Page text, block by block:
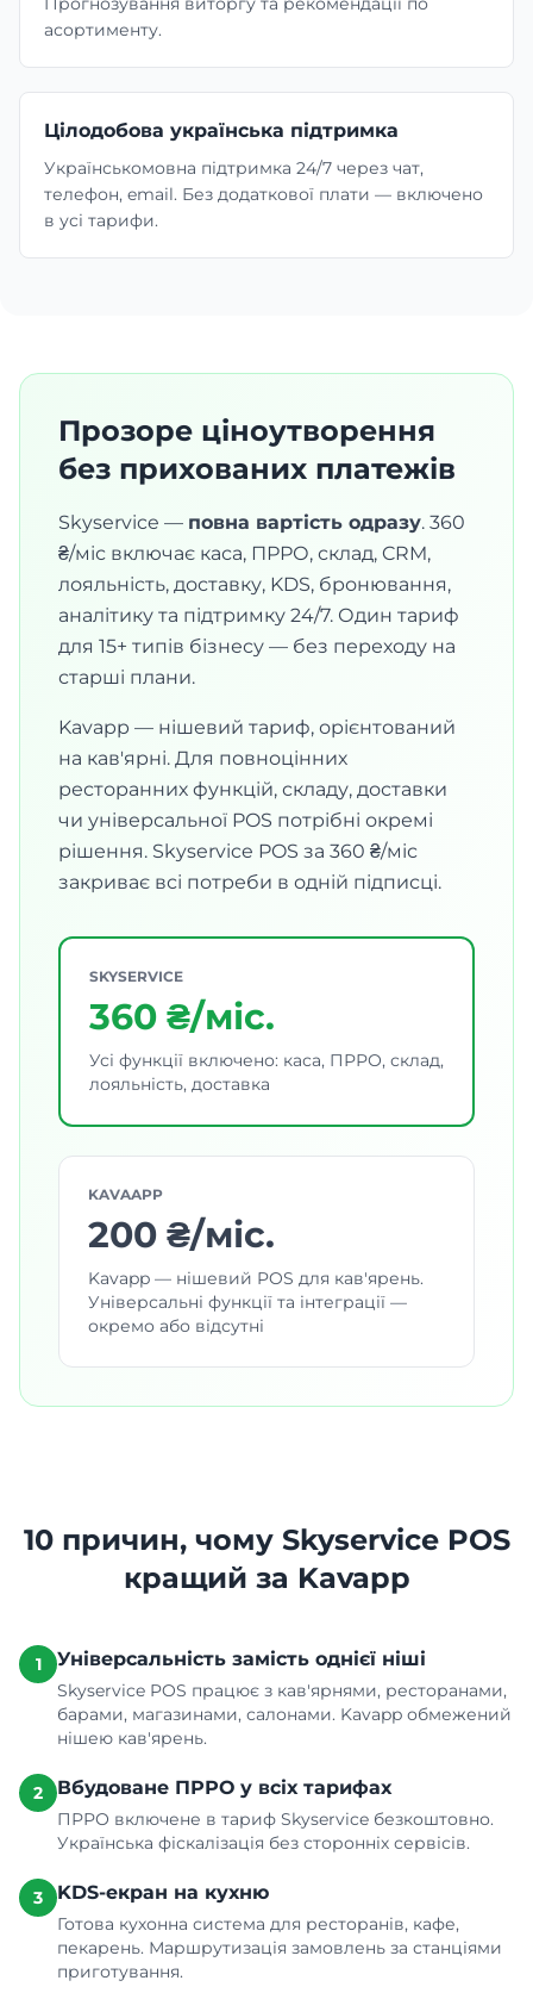
асортименту.
Цілодобова українська підтримка
Українськомовна підтримка 24/7 через чат,
телефон, email. Без додаткової плати — включено
в усі тарифи.
Прозоре ціноутворення
без прихованих платежів
Skyservice — повна вартість одразу. 360
₴/міс включає каса, ПРРО, склад, CRM,
лояльність, доставку, KDS, бронювання,
аналітику та підтримку 24/7. Один тариф
для 15+ типів бізнесу — без переходу на
старші плани.
Kavapp — нішевий тариф, орієнтований
на кав'ярні. Для повноцінних
ресторанних функцій, складу, доставки
чи універсальної POS потрібні окремі
рішення. Skyservice POS за 360 ₴/міс
закриває всі потреби в одній підписці.
SKYSERVICE
360 ₴/міс.
Усі функції включено: каса, ПРРО, склад,
лояльність, доставка
KAVAAPP
200 ₴/міс.
Kavapp — нішевий POS для кав'ярень.
Універсальні функції та інтеграції —
окремо або відсутні
10 причин, чому Skyservice POS
кращий за Kavapp
1 Універсальність замість однієї ніші
Skyservice POS працює з кав'ярнями, ресторанами,
барами, магазинами, салонами. Kavapp обмежений
нішею кав'ярень.
2 Вбудоване ПРРО у всіх тарифах
ПРРО включене в тариф Skyservice безкоштовно.
Українська фіскалізація без сторонніх сервісів.
3 KDS-екран на кухню
Готова кухонна система для ресторанів, кафе,
пекарень. Маршрутизація замовлень за станціями
приготування.